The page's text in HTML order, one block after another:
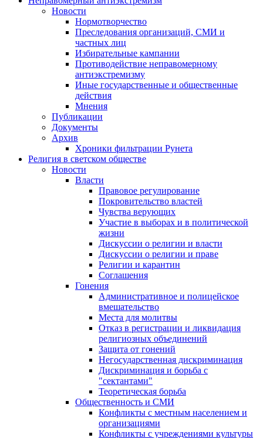
Новости
Нормотворчество
Преследования организаций, СМИ и
частных лиц
Избирательные кампании
Противодействие неправомерному
антиэкстремизму
Иные государственные и общественные
действия
Мнения
Публикации
Документы
Архив
Хроники фильтрации Рунета
Религия в светском обществе
Новости
Власти
Правовое регулирование
Покровительство властей
Чувства верующих
Участие в выборах и в политической
жизни
Дискуссии о религии и власти
Дискуссии о религии и праве
Религии и карантин
Соглашения
Гонения
Административное и полицейское
вмешательство
Места для молитвы
Отказ в регистрации и ликвидация
религиозных объединений
Защита от гонений
Негосударственная дискриминация
Дискриминация и борьба с
"сектантами"
Теоретическая борьба
Общественность и СМИ
Конфликты с местным населением и
организациями
Конфликты с учреждениями культуры